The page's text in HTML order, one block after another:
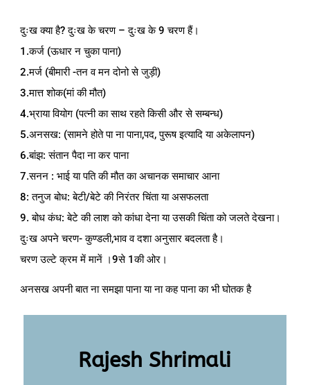
दुःख क्या है? दुःख के चरण – दुःख के 9 चरण हैं।
1.कर्ज (ऊधार न चुका पाना)
2.मर्ज (बीमारी -तन व मन दोनो से जुड़ी)
3.मात्त शोक(मां की मौत)
4.भ्राया वियोग (पत्नी का साथ रहते किसी और से सम्बन्ध)
5.अनसख: (सामने होते पा ना पाना,पद, पुरूष इत्यादि या अकेलापन)
6.बांझ: संतान पैदा ना कर पाना
7.सनन : भाई या पति की मौत का अचानक समाचार आना
8: तनुज बोध: बेटी/बेटे की निरंतर चिंता या असफलता
9. बोध कंध: बेटे की लाश को कांधा देना या उसकी चिंता को जलते देखना।
दुःख अपने चरण- कुण्डली,भाव व दशा अनुसार बदलता है।
चरण उल्टे क्रम में मानें ।9से 1की ओर।
अनसख अपनी बात ना समझा पाना या ना कह पाना का भी घोतक है
Rajesh Shrimali